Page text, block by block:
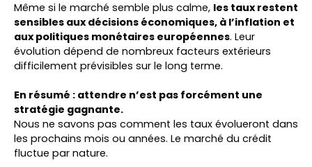
Même si le marché semble plus calme, les taux restent
sensibles aux décisions économiques, à l’inflation et
aux politiques monétaires européennes. Leur
évolution dépend de nombreux facteurs extérieurs
difficilement prévisibles sur le long terme.
En résumé : attendre n’est pas forcément une
stratégie gagnante.
Nous ne savons pas comment les taux évolueront dans
les prochains mois ou années. Le marché du crédit
fluctue par nature.